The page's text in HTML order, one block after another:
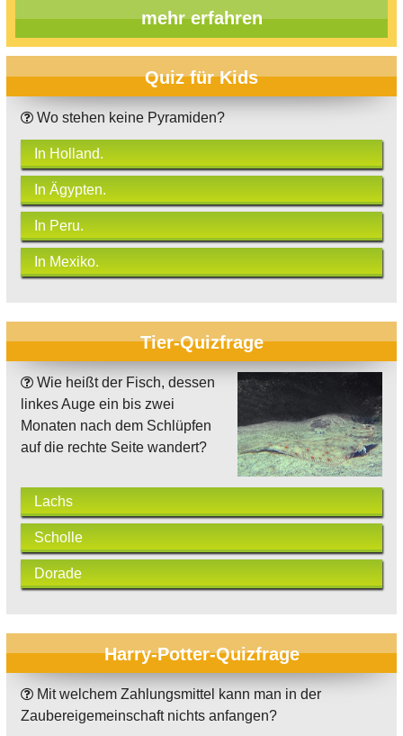
mehr erfahren
Quiz für Kids
Wo stehen keine Pyramiden?
In Holland.
In Ägypten.
In Peru.
In Mexiko.
Tier-Quizfrage
Wie heißt der Fisch, dessen
linkes Auge ein bis zwei
Monaten nach dem Schlüpfen
auf die rechte Seite wandert?
Lachs
Scholle
Dorade
Harry-Potter-Quizfrage
Mit welchem Zahlungsmittel kann man in der
Zaubereigemeinschaft nichts anfangen?